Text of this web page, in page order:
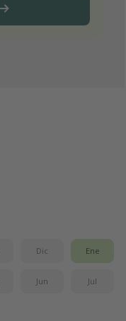
Dic Ene
Jun Jul